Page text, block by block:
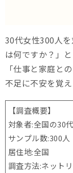
30代女性300人
は何ですか？」
「仕事と家庭と
不足に不安を覚
【調査概要】
対象者:全国の30
サンプル数:300人
居住地:全国
調査方法:ネット